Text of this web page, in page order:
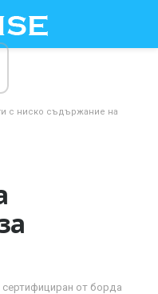
с ниско съдържание на
от борда